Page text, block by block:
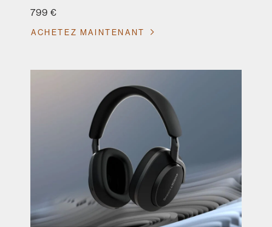
799 €
ACHETEZ MAINTENANT